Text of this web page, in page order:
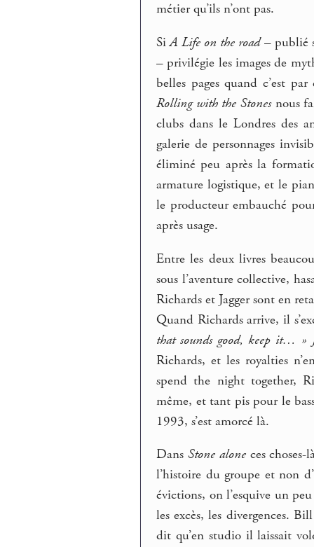
métier qu’ils n’ont pas.
SiA Life on the road– publié
– privilégie les images de
belles pages quand c’est
Rolling with the Stonesnous
clubs dans le Londres des
galerie de personnages
éliminé peu après la
armature logistique, et le
le producteur embauché
après usage.
Entre les deux livres
sous l’aventure collective,
Richards et Jagger sont en
Quand Richards arrive, il
that sounds good, keep it… »
Richards, et les royalties
spend the night together,
même, et tant pis pour le
1993, s’est amorcé là.
Dans Stone aloneces
l’histoire du groupe et non
évictions, on l’esquive un
les excès, les divergences.
dit qu’en studio il laissait